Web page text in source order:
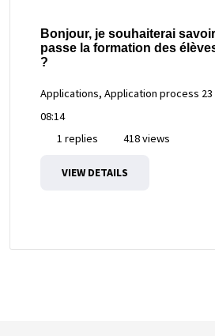
Bonjour, je souhaiterai
passe la formation des
?
Applications, Application process
08:14
1 replies
418 views
VIEW DETAILS